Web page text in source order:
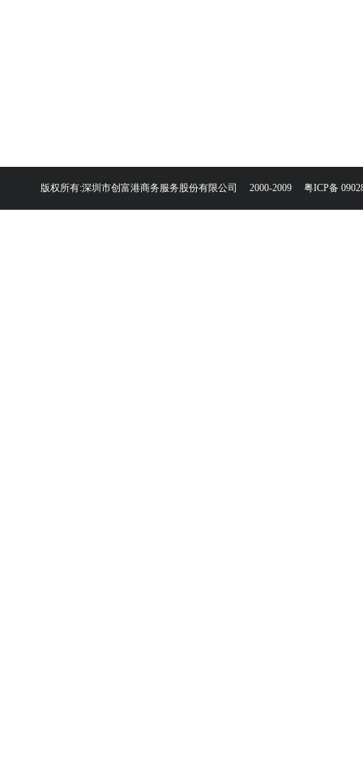
版权所有:深圳市创富港商务服务股份有限公司 2000-2009 粤ICP备